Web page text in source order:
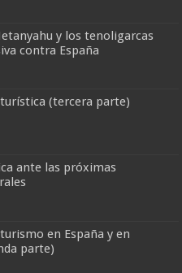
y los tenoligarcas
contra España
(tercera parte)
ante las próximas
en España y en
parte)